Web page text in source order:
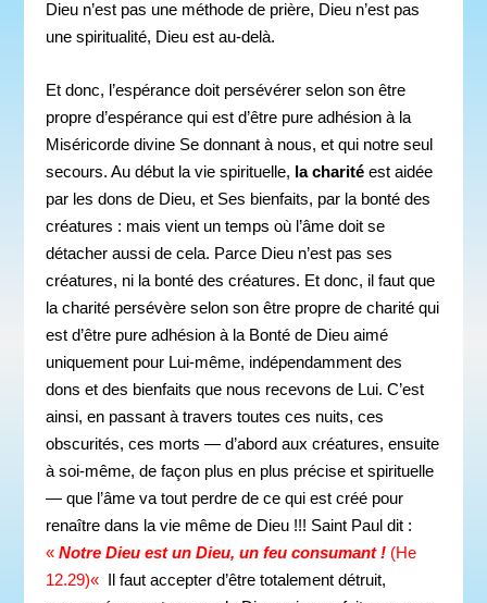
Dieu n’est pas une méthode de prière, Dieu n’est pas
une spiritualité, Dieu est au-delà.
Et donc, l’espérance doit persévérer selon son être
propre d’espérance qui est d’être pure adhésion à la
Miséricorde divine Se donnant à nous, et qui notre seul
secours. Au début la vie spirituelle, la charité est aidée
par les dons de Dieu, et Ses bienfaits, par la bonté des
créatures : mais vient un temps où l’âme doit se
détacher aussi de cela. Parce Dieu n’est pas ses
créatures, ni la bonté des créatures. Et donc, il faut que
la charité persévère selon son être propre de charité qui
est d’être pure adhésion à la Bonté de Dieu aimé
uniquement pour Lui-même, indépendamment des
dons et des bienfaits que nous recevons de Lui. C’est
ainsi, en passant à travers toutes ces nuits, ces
obscurités, ces morts — d’abord aux créatures, ensuite
à soi-même, de façon plus en plus précise et spirituelle
— que l’âme va tout perdre de ce qui est créé pour
renaître dans la vie même de Dieu !!! Saint Paul dit :
«Notre Dieu est un Dieu, un feu consumant ! (He
12.29)« Il faut accepter d’être totalement détruit,